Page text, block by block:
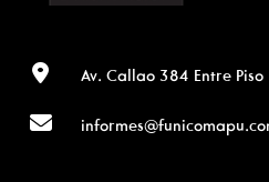
Av. Callao 384 Entre